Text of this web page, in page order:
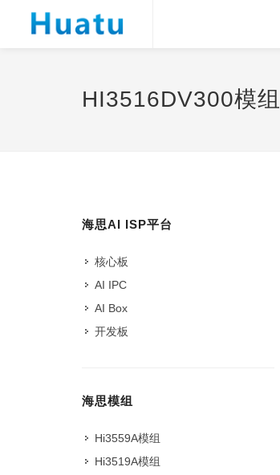
HI3516DV300模组
海思AI ISP平台
核心板
AI IPC
AI Box
开发板
海思模组
Hi3559A模组
Hi3519A模组